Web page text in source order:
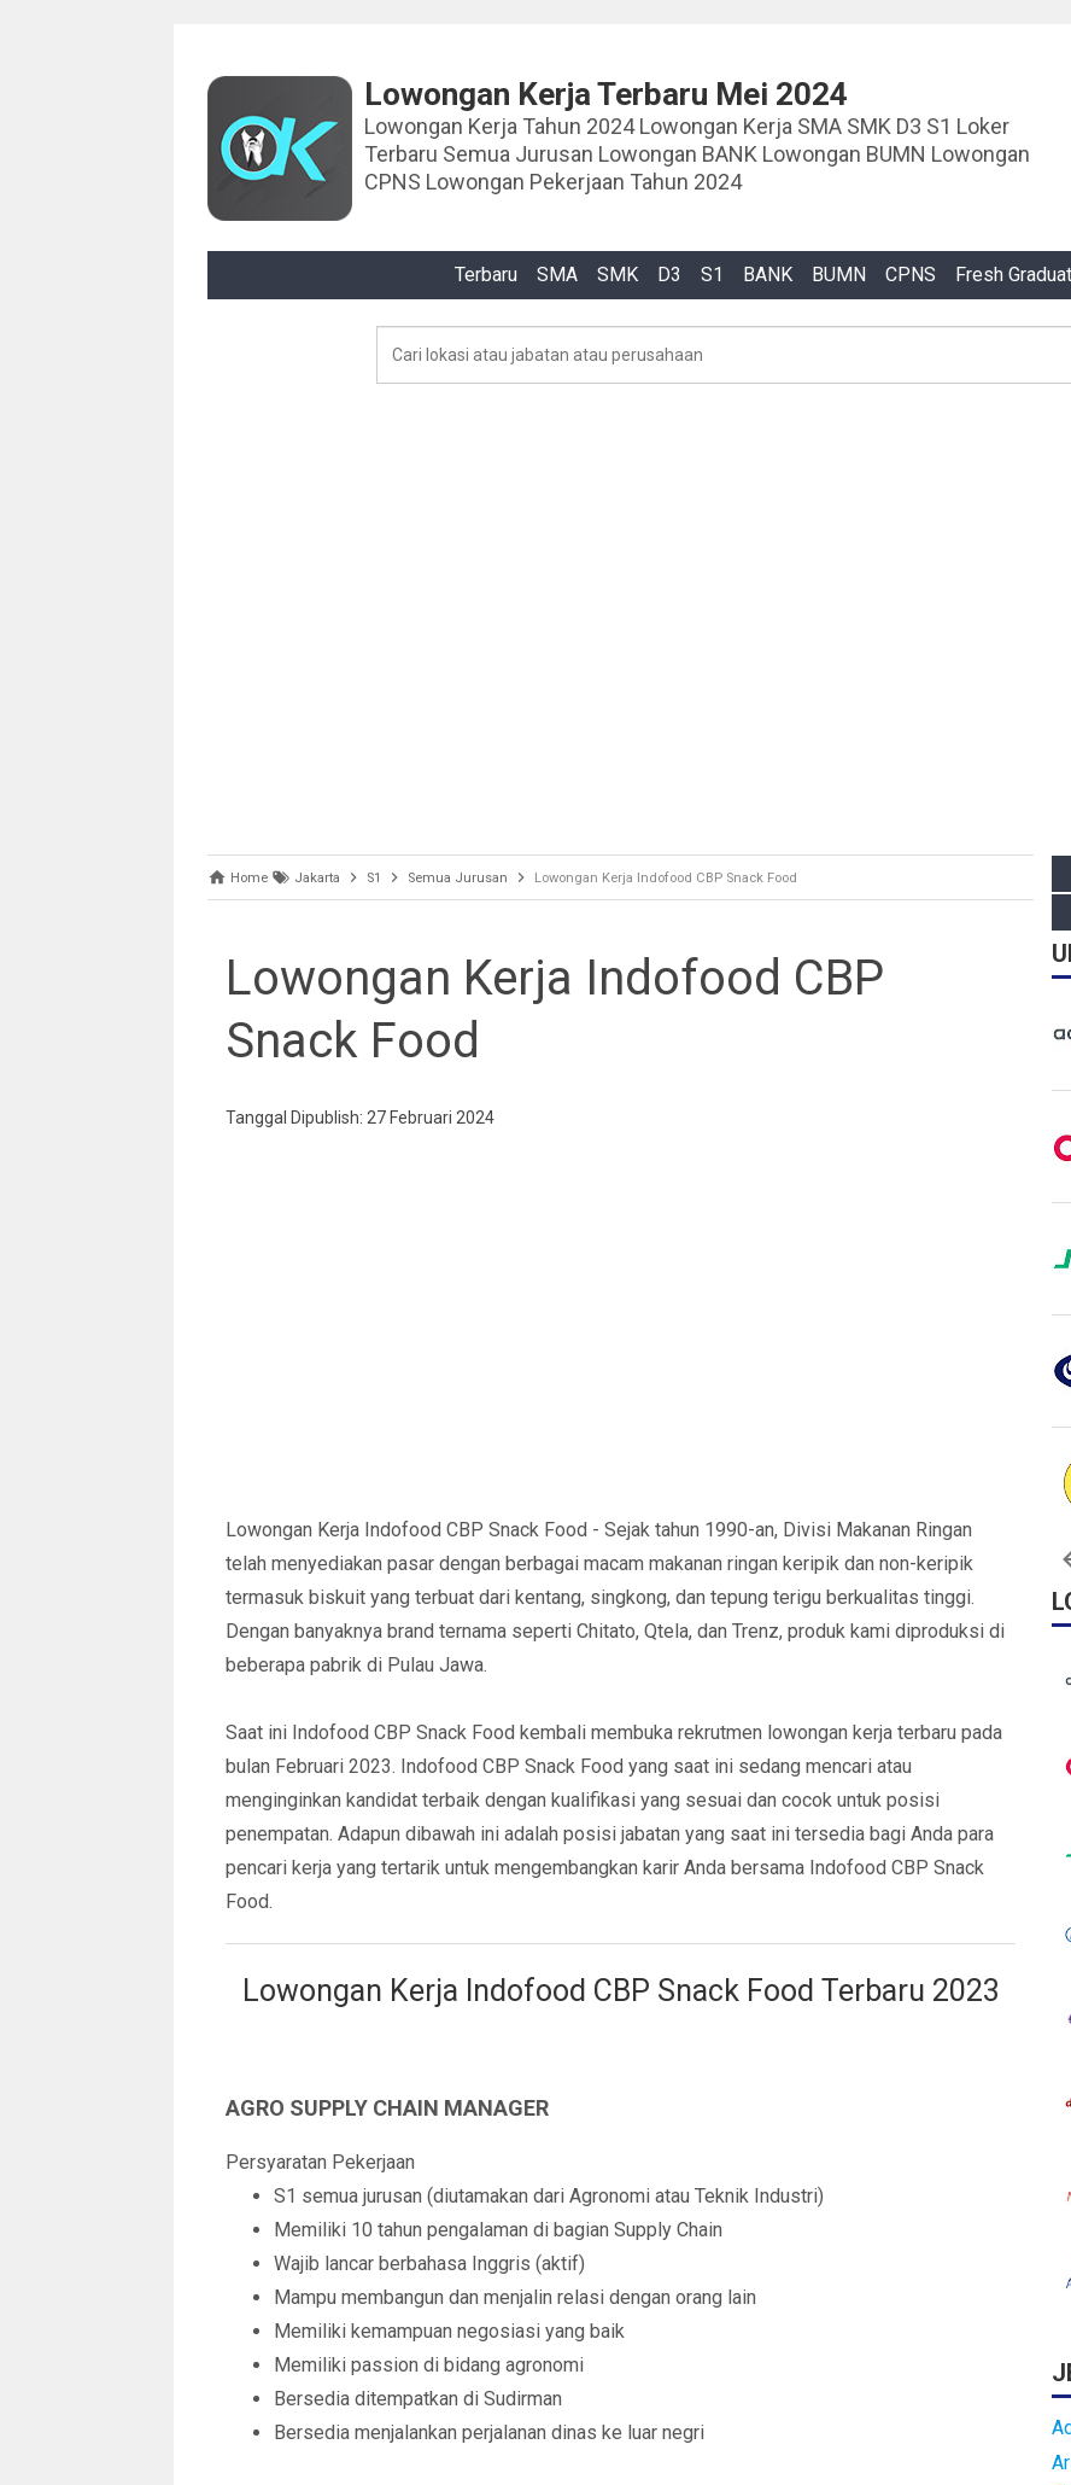
Lowongan Kerja Terbaru Mei 2024
Lowongan Kerja Tahun 2024 Lowongan Kerja SMA SMK D3 S1 Loker
Terbaru Semua Jurusan Lowongan BANK Lowongan BUMN Lowongan
CPNS Lowongan Pekerjaan Tahun 2024
Terbaru SMA SMK D3 S1 BANK BUMN CPNS Fresh
Home Jakarta S1 Semua Jurusan Lowongan Kerja Indofood CBP Snack Food
Lowongan Kerja Indofood CBP
Snack Food
Tanggal Dipublish: 27 Februari 2024
Lowongan Kerja Indofood CBP Snack Food - Sejak tahun 1990-an, Divisi Makanan Ringan
telah menyediakan pasar dengan berbagai macam makanan ringan keripik dan non-keripik
termasuk biskuit yang terbuat dari kentang, singkong, dan tepung terigu berkualitas tinggi.
Dengan banyaknya brand ternama seperti Chitato, Qtela, dan Trenz, produk kami diproduksi di
beberapa pabrik di Pulau Jawa.
Saat ini Indofood CBP Snack Food kembali membuka rekrutmen lowongan kerja terbaru pada
bulan Februari 2023. Indofood CBP Snack Food yang saat ini sedang mencari atau
menginginkan kandidat terbaik dengan kualifikasi yang sesuai dan cocok untuk posisi
penempatan. Adapun dibawah ini adalah posisi jabatan yang saat ini tersedia bagi Anda para
pencari kerja yang tertarik untuk mengembangkan karir Anda bersama Indofood CBP Snack
Food.
Lowongan Kerja Indofood CBP Snack Food Terbaru 2023
AGRO SUPPLY CHAIN MANAGER
Persyaratan Pekerjaan
S1 semua jurusan (diutamakan dari Agronomi atau Teknik Industri)
Memiliki 10 tahun pengalaman di bagian Supply Chain
Wajib lancar berbahasa Inggris (aktif)
Mampu membangun dan menjalin relasi dengan orang lain
Memiliki kemampuan negosiasi yang baik
Memiliki passion di bidang agronomi
Bersedia ditempatkan di Sudirman
Bersedia menjalankan perjalanan dinas ke luar negri